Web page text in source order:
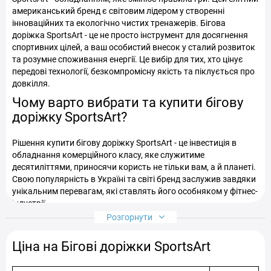
американський бренд є світовим лідером у створенні
інноваційних та екологічно чистих тренажерів. Бігова
доріжка SportsArt - це не просто інструмент для досягнення
спортивних цілей, а ваш особистий внесок у сталий розвиток
та розумне споживання енергії. Це вибір для тих, хто цінує
передові технології, безкомпромісну якість та піклується про
довкілля.
Чому варто вибрати та купити бігову
доріжку SportsArt?
Рішення купити бігову доріжку SportsArt - це інвестиція в
обладнання комерційного класу, яке служитиме
десятиліттями, приносячи користь не тільки вам, а й планеті.
Свою популярність в Україні та світі бренд заслужив завдяки
унікальним перевагам, які ставлять його особняком у фітнес-
індустрії.
Екологічність та енергоефективність.SportsArt є
представлені якбезмоторні (механічні) бігові
Розгорнути
Ціна на Бігові доріжки SportsArt